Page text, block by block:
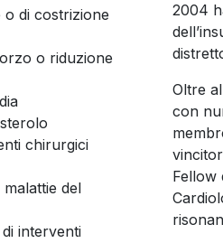
o di costrizione
o riduzione
chirurgici
del
interventi
2004
Oltre
con
Fellow